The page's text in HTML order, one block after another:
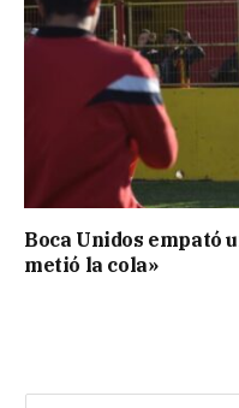
Boca Unidos empató
metió la cola»